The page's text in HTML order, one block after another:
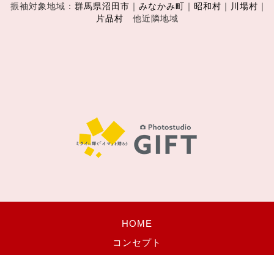
振袖対象地域： 群馬県沼田市 ｜ みなかみ町 ｜ 昭和村 ｜ 川場村 ｜
片品村 他近隣地域
HOME
コンセプト